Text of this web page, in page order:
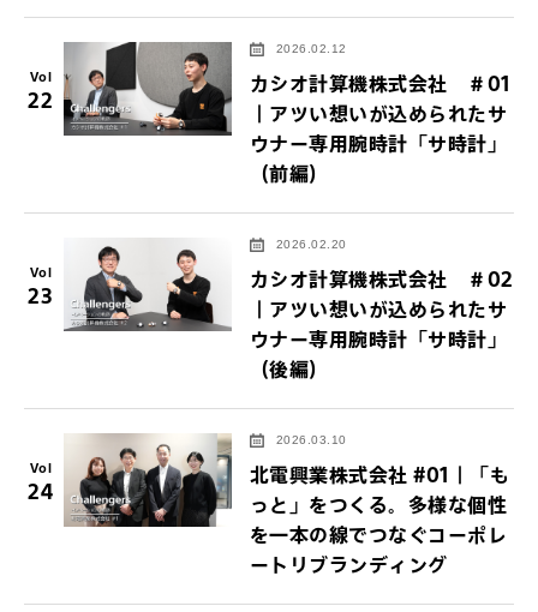
Vol
22
2026.02.12
カシオ計算機株式会社 ＃01
｜アツい想いが込められたサ
ウナー専用腕時計「サ時計」
（前編）
Vol
23
2026.02.20
カシオ計算機株式会社 ＃02
｜アツい想いが込められたサ
ウナー専用腕時計「サ時計」
（後編）
Vol
24
2026.03.10
北電興業株式会社 #01｜「も
っと」をつくる。多様な個性
を一本の線でつなぐコーポレ
ートリブランディング